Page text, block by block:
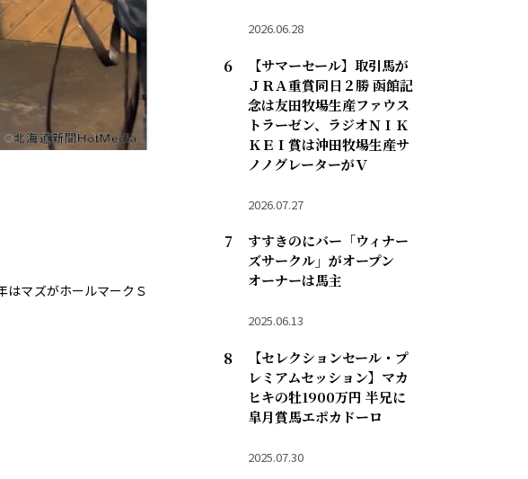
マズがホールマークＳ
2026.06.28
【サマーセール】取引馬が
ＪＲＡ重賞同日２勝 函館記
念は友田牧場生産ファウス
トラーゼン、ラジオＮＩＫ
ＫＥＩ賞は沖田牧場生産サ
ノノグレーターがＶ
2026.07.27
すすきのにバー「ウィナー
ズサークル」がオープン
オーナーは馬主
2025.06.13
【セレクションセール・プ
レミアムセッション】マカ
ヒキの牡1900万円 半兄に
皐月賞馬エポカドーロ
2025.07.30